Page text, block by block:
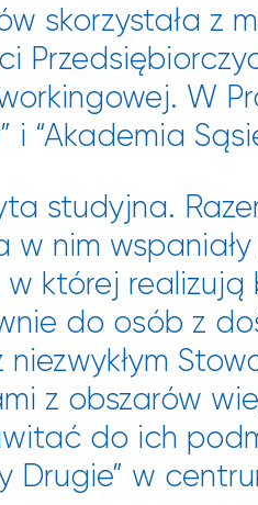
skorzystała z
W
i “Akademia
studyjna.
nim
w której
do osób z
z obszarów
do ich
Drugie” w